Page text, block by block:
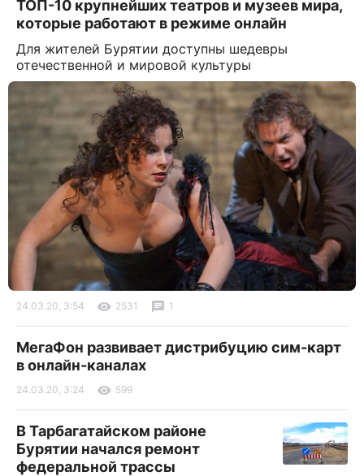
ТОП-10 крупнейших театров и музеев мира,
которые работают в режиме онлайн
Для жителей Бурятии доступны шедевры
отечественной и мировой культуры
24.03.20, 3:54 2531 1
МегаФон развивает дистрибуцию сим-карт
в онлайн-каналах
24.03.20, 3:24 599
В Тарбагатайском районе
Бурятии начался ремонт
федеральной трассы